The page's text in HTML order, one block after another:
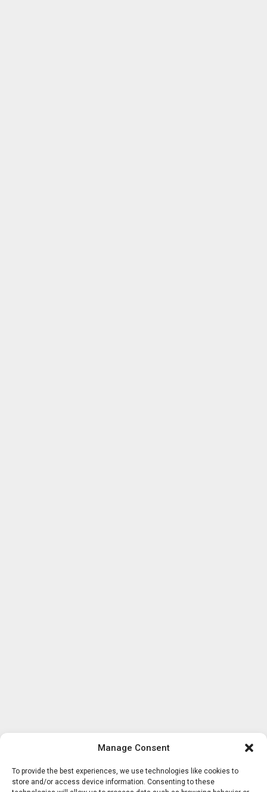
Manage Consent
To provide the best experiences, we use technologies like cookies to
store and/or access device information. Consenting to these